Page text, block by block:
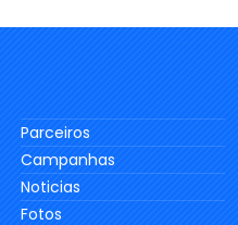
Parceiros
Campanhas
Noticias
Fotos